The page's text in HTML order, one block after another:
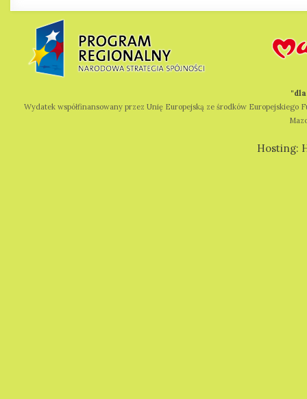
"dla
Wydatek współfinansowany przez Unię Europejską ze środków
Hosting: